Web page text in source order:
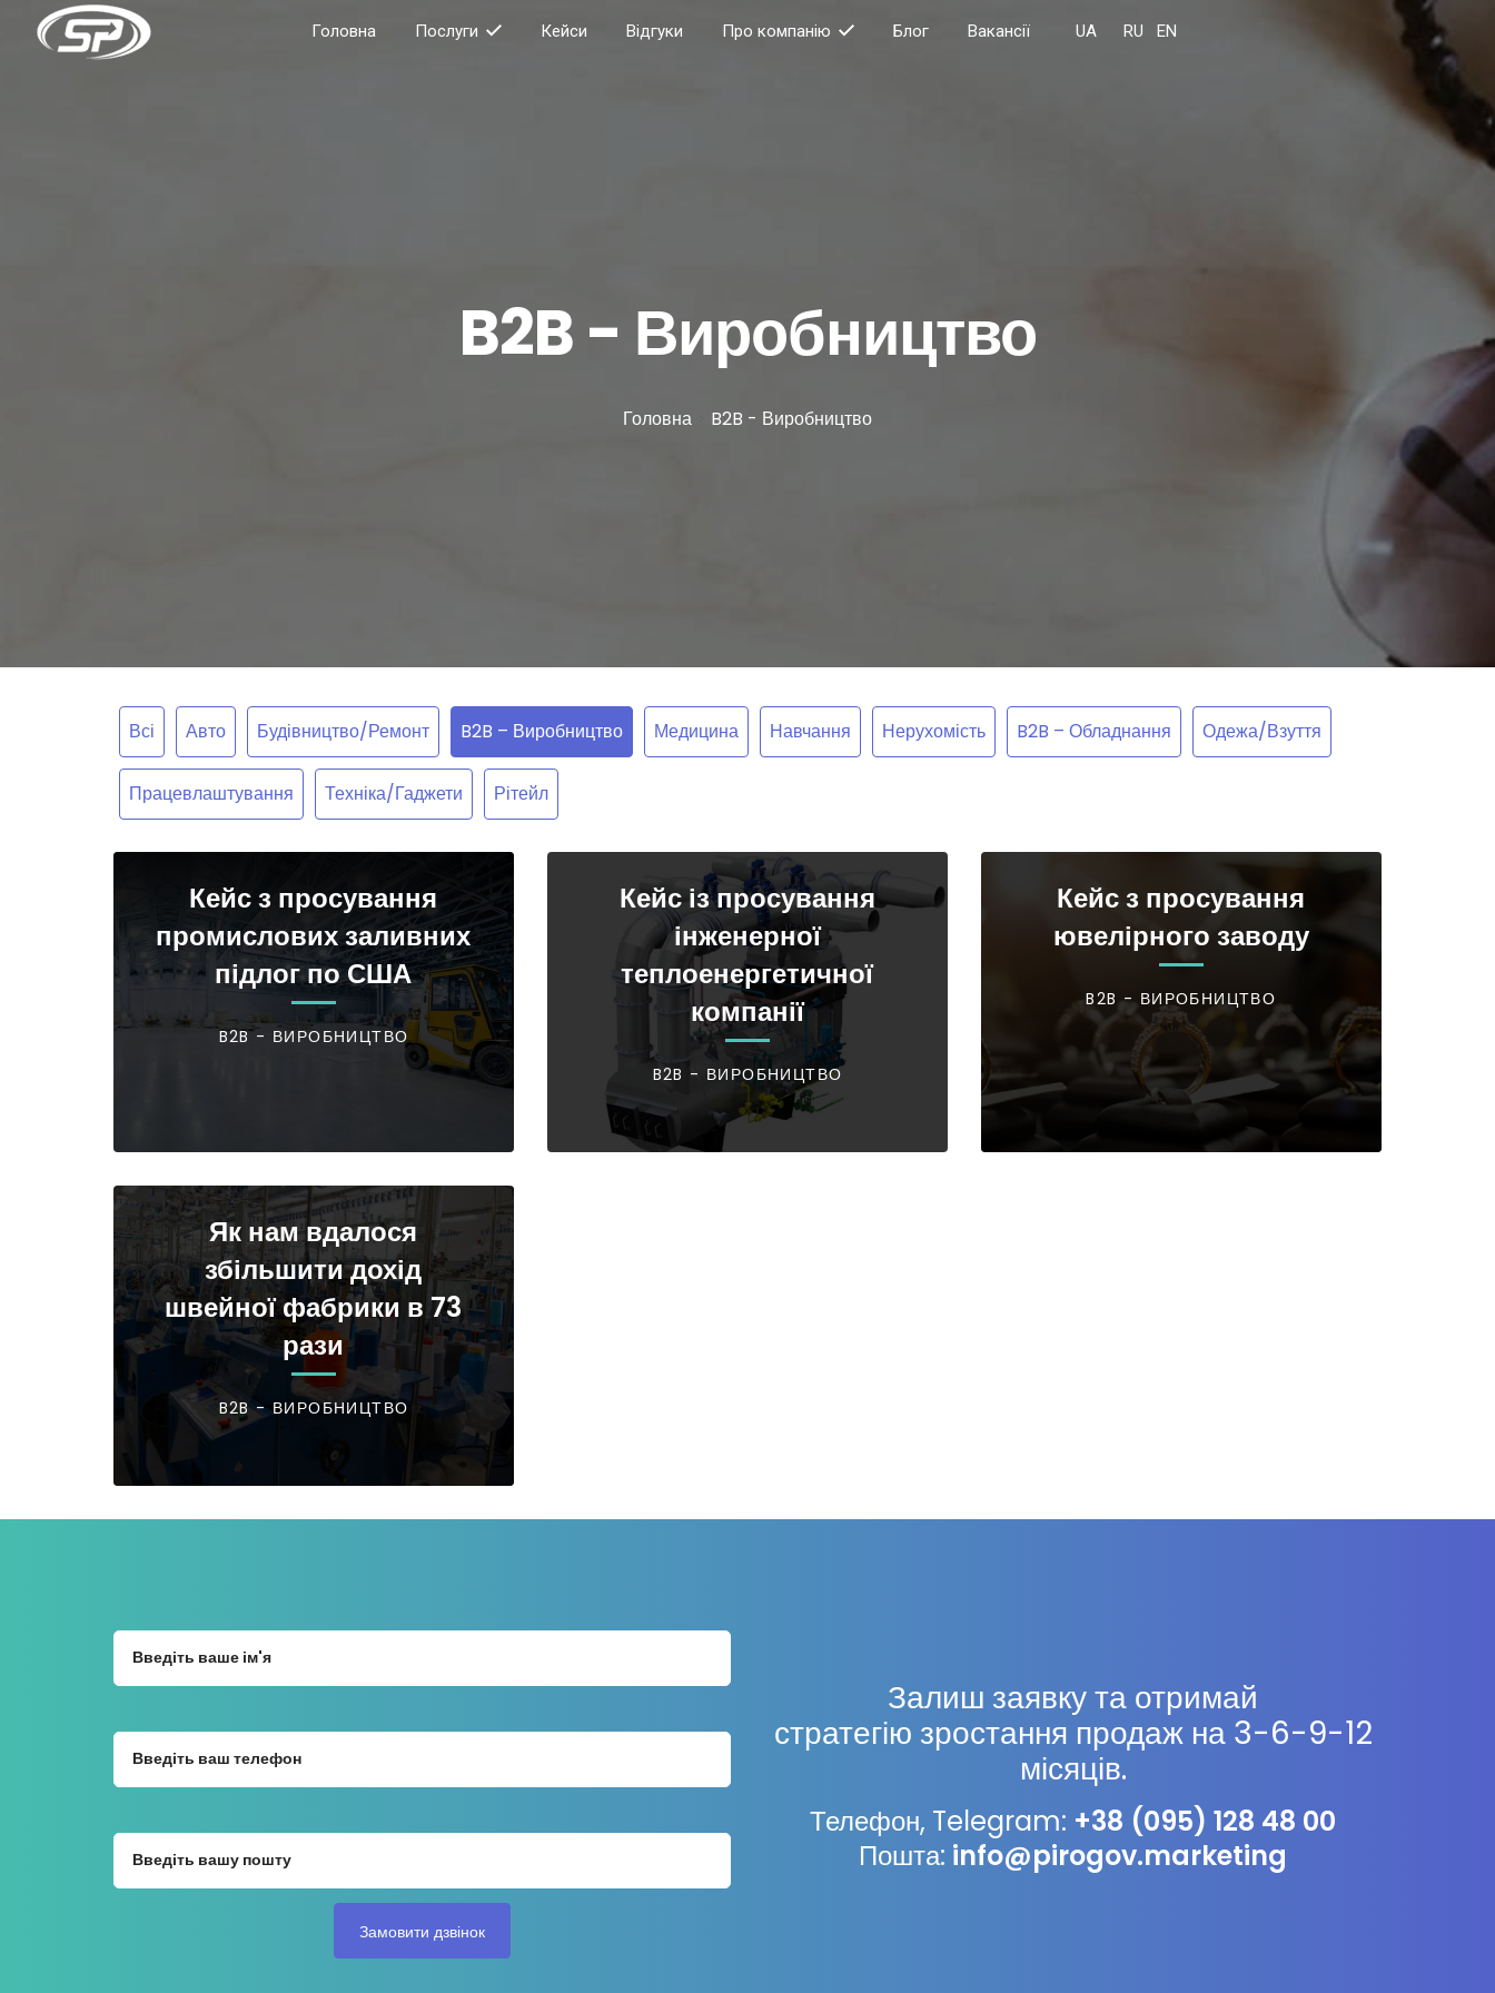
Головна Послуги Кейси Відгуки Про компанію Блог Вакансії
B2B - Виробництво
Головна B2B - Виробництво
Всі Авто Будівництво/Ремонт B2B – Виробництво Медицина Навчання Нерухомість B2B – Обладнання Одежа/Взуття
Працевлаштування Техніка/Гаджети Рітейл
Кейс з просування
промислових заливних
підлог по США
B2B - ВИРОБНИЦТВО
Кейс із просування
інженерної
теплоенергетичної
компанії
B2B - ВИРОБНИЦТВО
Кейс з просування
ювелірного заводу
B2B - ВИРОБНИЦТВО
Як нам вдалося
збільшити дохід
швейної фабрики в 73
рази
B2B - ВИРОБНИЦТВО
Залиш заявку та отримай
стратегію зростання продаж на 3-6-9-12
місяців.
Телефон, Telegram: +38 (095) 128 48 00
Пошта: info@pirogov.marketing